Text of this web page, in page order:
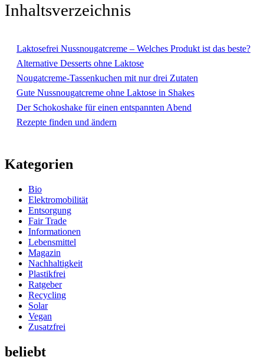
Inhaltsverzeichnis
Laktosefrei Nussnougatcreme – Welches Produkt ist das beste?
Alternative Desserts ohne Laktose
Nougatcreme-Tassenkuchen mit nur drei Zutaten
Gute Nussnougatcreme ohne Laktose in Shakes
Der Schokoshake für einen entspannten Abend
Rezepte finden und ändern
Kategorien
Bio
Elektromobilität
Entsorgung
Fair Trade
Informationen
Lebensmittel
Magazin
Nachhaltigkeit
Plastikfrei
Ratgeber
Recycling
Solar
Vegan
Zusatzfrei
beliebt